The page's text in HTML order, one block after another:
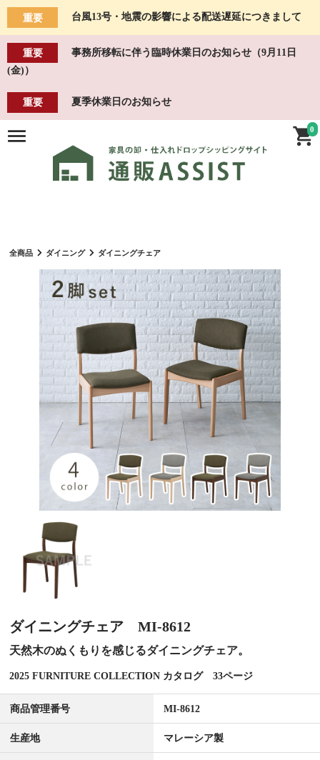
重要 台風13号・地震の影響による配送遅延につきまして
重要
事務所移転に伴う臨時休業日のお知らせ（9月11日
(金)）
重要 夏季休業日のお知らせ
0
全商品 ダイニング ダイニングチェア
ダイニングチェア MI-8612
天然木のぬくもりを感じるダイニングチェア。
2025 FURNITURE COLLECTION カタログ 33ページ
商品管理番号 MI-8612
生産地 マレーシア製